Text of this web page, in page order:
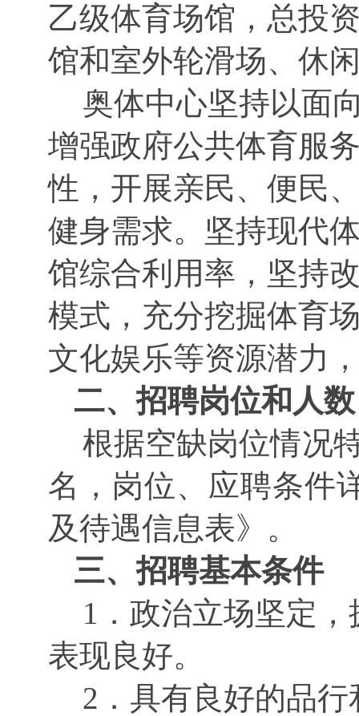
乙级体育场馆，总投
馆和室外轮滑场、休
奥体中心坚持以面
增强政府公共体育服
性，开展亲民、便民
健身需求。坚持现代
馆综合利用率，坚持
模式，充分挖掘体育
文化娱乐等资源潜力
二、招聘岗位和人数
根据空缺岗位情况
名，岗位、应聘条件
及待遇信息表》。
三、招聘基本条件
1．政治立场坚定
表现良好。
2．具有良好的品